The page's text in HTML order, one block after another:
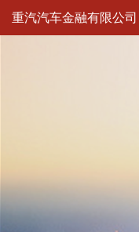
重汽汽车金融有限公司